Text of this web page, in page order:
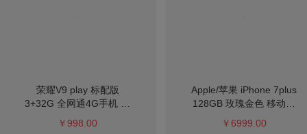
荣耀V9 play 标配版
3+32G 全网通4G手机 铂
￥998.00
Apple/苹果 iPhone 7plus
128GB 玫瑰金色 移动联
￥6999.00